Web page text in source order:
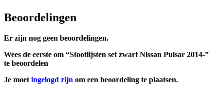
Beoordelingen
Er zijn nog geen beoordelingen.
Wees de eerste om “Stootlijsten set zwart Nissan Pulsar 2014-”
te beoordelen
Je moet ingelogd zijn om een beoordeling te plaatsen.